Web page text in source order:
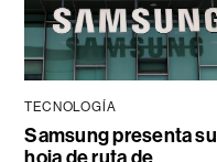
TECNOLOGÍA
Samsung presenta su